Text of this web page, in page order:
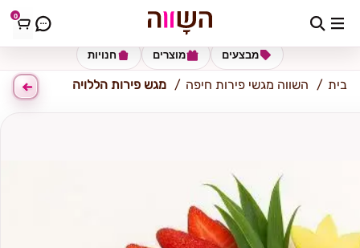
0 חיפה
חנויות מוצרים מבצעים
בית השווה מגשי פירות חיפה מגש פירות הללויה